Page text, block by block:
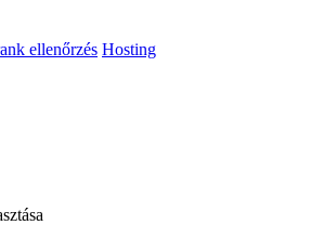
ellenőrzés Hosting